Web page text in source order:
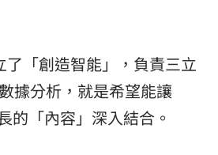
「創造智能」，負責三立
據分析，就是希望能讓
的「內容」深入結合。